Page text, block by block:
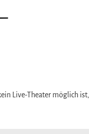
Live-Theater möglich ist,